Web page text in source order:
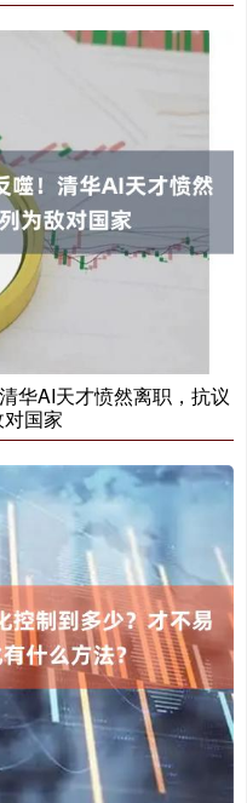
华AI天才愤然离职，抗议
国家